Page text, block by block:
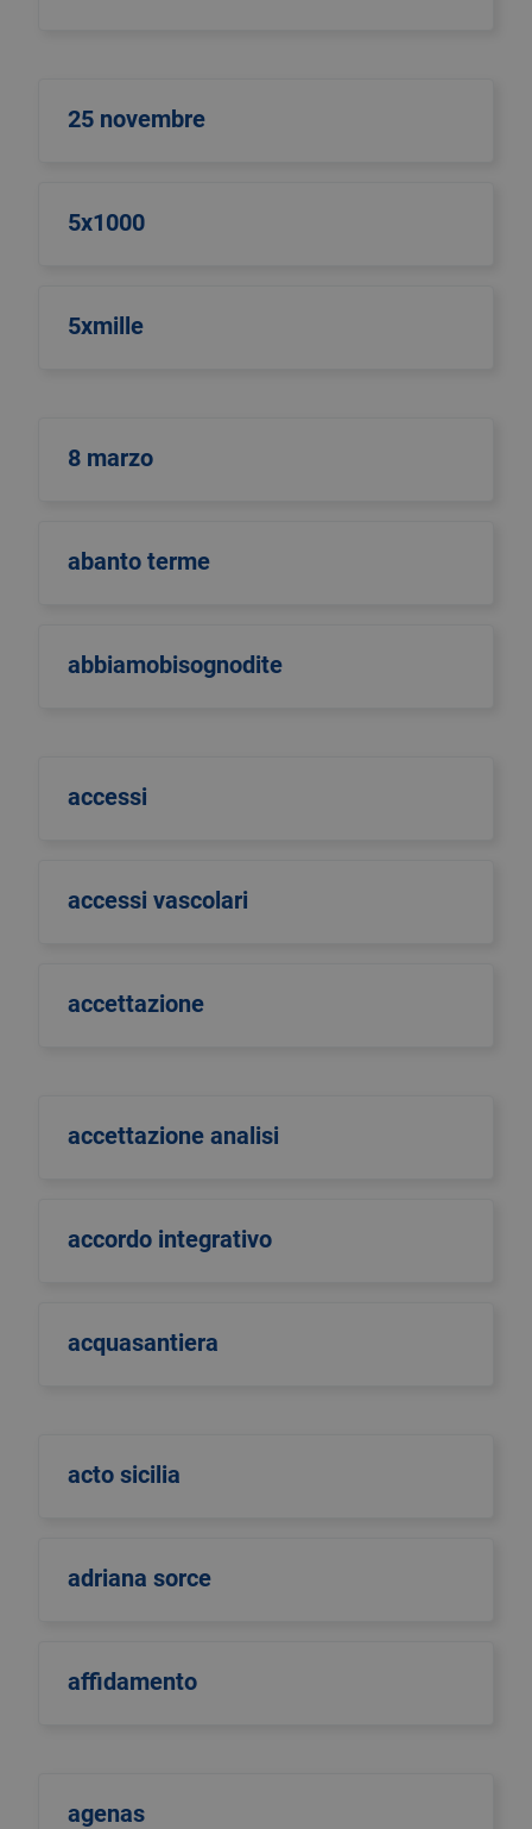
25 novembre
5x1000
5xmille
8 marzo
abanto terme
abbiamobisognodite
accessi
accessi vascolari
accettazione
accettazione analisi
accordo integrativo
acquasantiera
acto sicilia
adriana sorce
affidamento
agenas